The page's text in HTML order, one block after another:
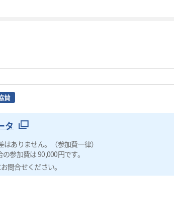
賛
タ
ありません。（参加費一律）
参加費は 90,000円です。
問合せください。